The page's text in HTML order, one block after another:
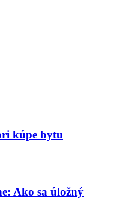
kúpe bytu
Ako sa úložný